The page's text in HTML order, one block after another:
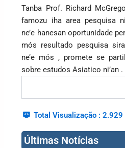
Tanba Prof. Richard
famozu iha area pesquisa
ne’e hanesan oportunidade
mós resultado pesquisa
ne’e mós , promete se
sobre estudos Asiatico ni’an .
Total Visualização : 2.929
Últimas Notícias